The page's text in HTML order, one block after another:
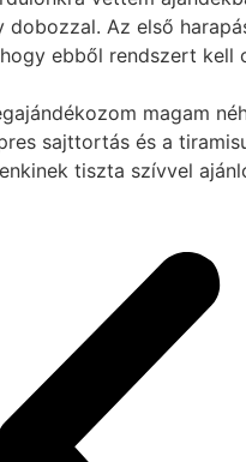
dobozzal. Az első
ebből rendszert kell
magam
sajttortás és a
tiszta szívvel